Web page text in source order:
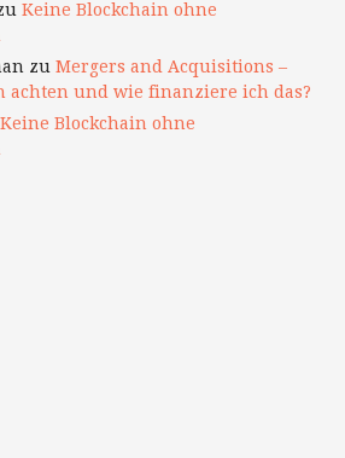
Keine Blockchain ohne
zu Mergers and Acquisitions –
achten und wie finanziere ich das?
Keine Blockchain ohne